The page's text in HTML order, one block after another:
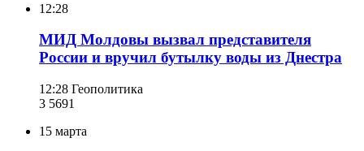
12:28
МИД Молдовы вызвал представителя
России и вручил бутылку воды из Днестра
12:28 Геополитика
3 5691
15 марта